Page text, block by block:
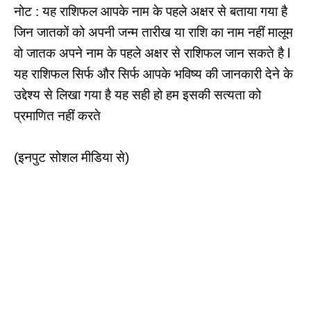
नोट : यह राशिफल आपके नाम के पहले अक्षर से बताया गया है
जिन जातकों को अपनी जन्म तारीख या राशि का नाम नहीं मालूम
वो जातक अपने नाम के पहले अक्षर से राशिफल जान सकते है l
यह राशिफल सिर्फ और सिर्फ आपके भविष्य की जानकारी देने के
उद्देश्य से लिखा गया है यह सही हो हम इसकी सत्यता को
प्रमाणित नहीं करते
(इनपुट सोशल मीडिया से)